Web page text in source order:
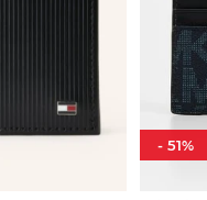
- 51%